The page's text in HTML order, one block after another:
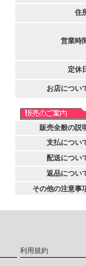
住
営業時
定休
お店につい
販売全般の説
支払につい
配送につい
返品につい
その他の注意事
利用規約